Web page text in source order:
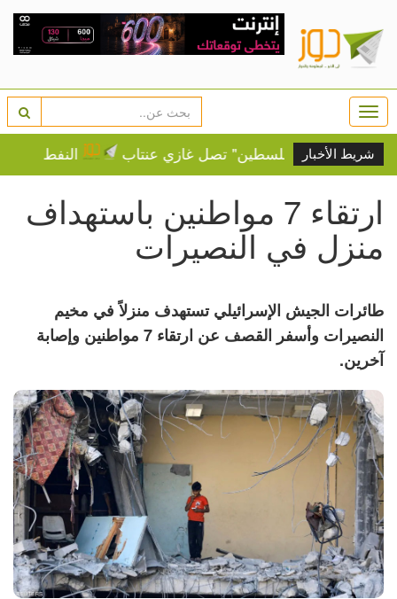
شريط الأخبار
"قافلة فلسطين" تصل غازي عنتاب النفط يرتفع
ارتقاء 7 مواطنين باستهداف
منزل في النصيرات
طائرات الجيش الإسرائيلي تستهدف منزلاً في مخيم
النصيرات وأسفر القصف عن ارتقاء 7 مواطنين وإصابة
آخرين.